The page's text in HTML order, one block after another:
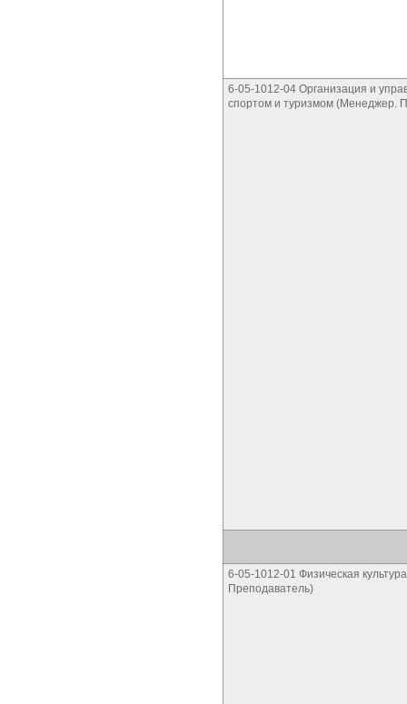
6-05-1012-04 Организация и
спортом и туризмом (Менеджер.
6-05-1012-01 Физическая
Преподаватель)